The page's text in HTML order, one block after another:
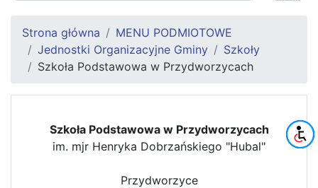
Strona główna
MENU PODMIOTOWE
Jednostki Organizacyjne Gminy
Szkoły
Szkoła Podstawowa w Przydworzycach
Szkoła Podstawowa w Przydworzycach
im. mjr Henryka Dobrzańskiego "Hubal"
Przydworzyce